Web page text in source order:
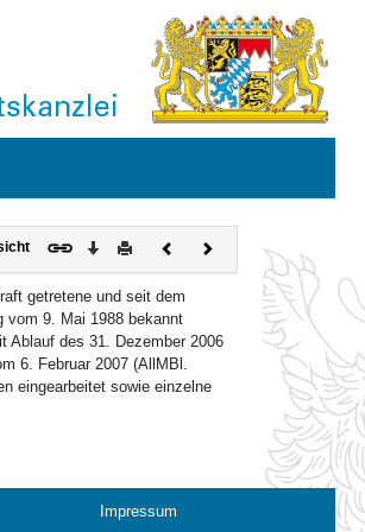
Download
DruckenVorherigesNächstes
Dokument
getretene und seit dem
vom 9. Mai 1988 bekannt
Ablauf des 31. Dezember 2006
6. Februar 2007 (AllMBl.
eingearbeitet sowie einzelne
Impressum